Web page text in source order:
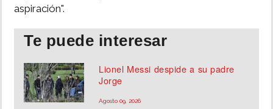
aspiración".
Te puede interesar
Lionel Messi despide a su padre
Jorge
Agosto 09, 2026